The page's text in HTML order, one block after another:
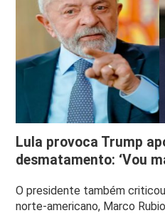
Lula provoca Trump
desmatamento: ‘Vou
O presidente também
norte-americano, Marco Rubio